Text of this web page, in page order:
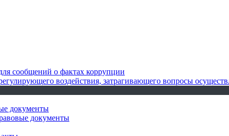
сообщений о фактах коррупции
воздействия, затрагивающего вопросы
документы
документы